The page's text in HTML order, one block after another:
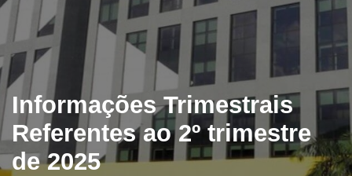
Informações Trimestrais
Referentes ao 2º trimestre
de 2025